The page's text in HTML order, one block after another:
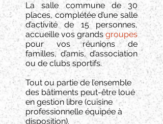
La salle commune de 30
places, complétée d’une salle
d’activité de 15 personnes,
accueille vos grandsgroupes
pour vos réunions de
familles, d’amis, d’association
ou de clubs sportifs.
Tout ou partie de l’ensemble
des bâtiments peut-être loué
en gestion libre (cuisine
professionnelle équipée à
disposition).